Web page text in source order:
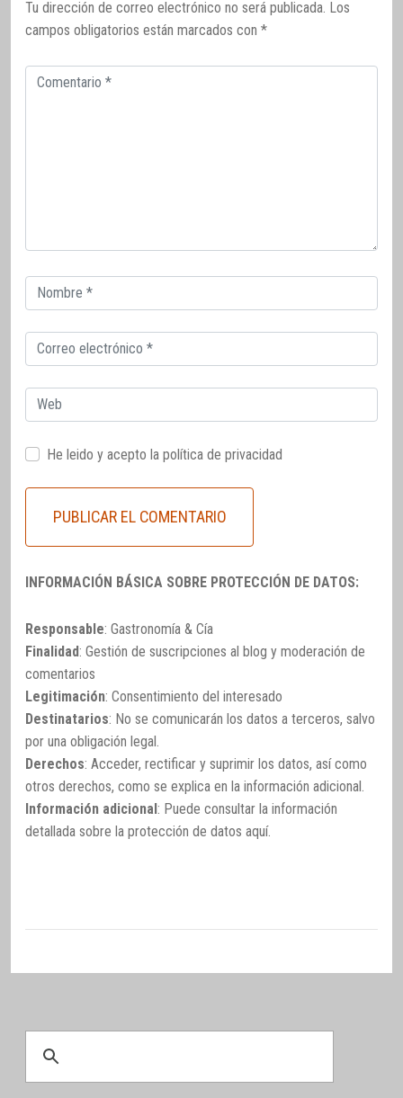
Tu dirección de correo electrónico no será publicada. Los
campos obligatorios están marcados con *
Comentario
Correo
electrónico
Correo
electrónico
Web
He leido y acepto la política de privacidad
INFORMACIÓN BÁSICA SOBRE PROTECCIÓN DE DATOS:
Responsable: Gastronomía & Cía
Finalidad: Gestión de suscripciones al blog y moderación de
comentarios
Legitimación: Consentimiento del interesado
Destinatarios: No se comunicarán los datos a terceros, salvo
por una obligación legal.
Derechos: Acceder, rectificar y suprimir los datos, así como
otros derechos, como se explica en la información adicional.
Información adicional : Puede consultar la información
detallada sobre la protección de datos aquí.